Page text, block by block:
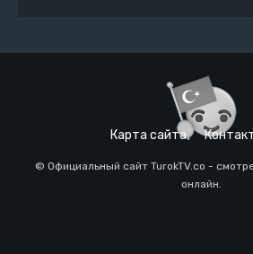
Карта сайта
© Официальный сайт TurokTV.co -
онлайн.